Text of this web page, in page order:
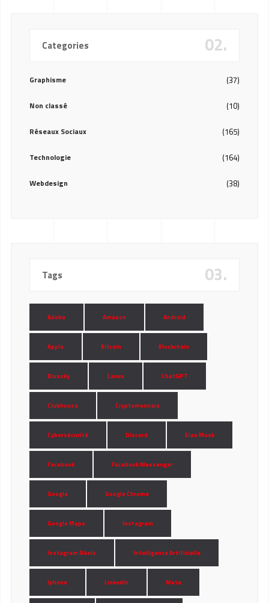
Categories 02.
Graphisme (37)
Non classé (10)
Réseaux Sociaux (165)
Technologie (164)
Webdesign (38)
Tags 03.
Adobe Amazon Android
Apple Bitcoin Blockchain
Bluesky Canva ChatGPT
Clubhouse Cryptomonnaie
Cybersécurité Discord Elon Musk
Facebook Facebook Messenger
Google Google Chrome
Google Maps Instagram
Instagram Réels Intelligence Artificielle
Iphone LinkedIn Meta